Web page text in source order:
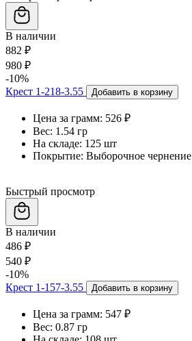
В наличии
882 ₽
980 ₽
-10%
Крест 1-218-3.55
Добавить в корзину
Цена за грамм: 526 ₽
Вес: 1.54 гр
На складе: 125 шт
Покрытие: Выборочное чернение
Быстрый просмотр
В наличии
486 ₽
540 ₽
-10%
Крест 1-157-3.55
Добавить в корзину
Цена за грамм: 547 ₽
Вес: 0.87 гр